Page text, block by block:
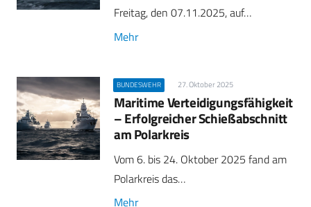
Freitag, den 07.11.2025, auf…
Mehr
BUNDESWEHR 27. Oktober 2025
Maritime Verteidigungsfähigkeit
– Erfolgreicher Schießabschnitt
am Polarkreis
Vom 6. bis 24. Oktober 2025 fand am
Polarkreis das…
Mehr